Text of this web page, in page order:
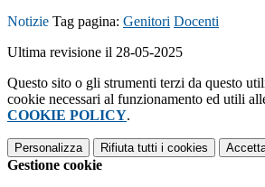
Notizie Tag pagina: Genitori Docenti
Ultima revisione il 28-05-2025
Questo sito o gli strumenti terzi da questo
cookie necessari al funzionamento ed utili
COOKIE POLICY.
Personalizza Rifiuta tutti i cookies
Gestione cookie